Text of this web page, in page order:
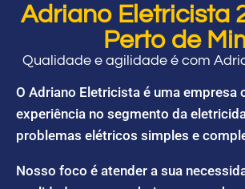
Adriano Eletricista
Perto de
Qualidade e agilidade é com
O Adriano Eletricista é uma empresa
experiência no segmento da
problemas elétricos simples e
Nosso foco é atender a sua